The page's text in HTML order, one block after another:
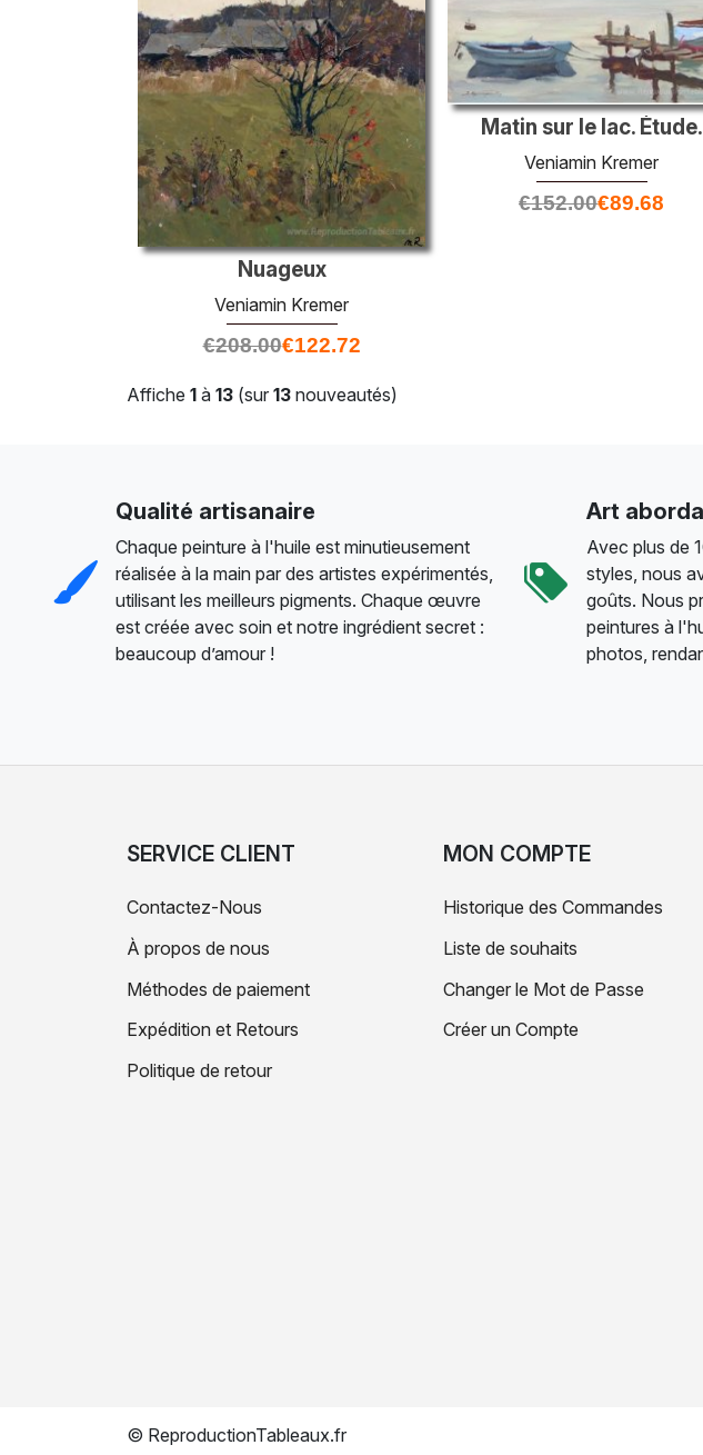
Matin sur le lac. Étude.
Veniamin Kremer
€152.00€89.68
Nuageux
Veniamin Kremer
€208.00€122.72
Affiche 1 à 13 (sur 13 nouveautés)
Qualité artisanaire
Chaque peinture à l'huile est minutieusement
réalisée à la main par des artistes expérimentés,
utilisant les meilleurs pigments. Chaque œuvre
est créée avec soin et notre ingrédient secret :
beaucoup d’amour !
Art
Avec plus de
styles, nous
goûts. Nous
peintures à
photos,
SERVICE CLIENT
Contactez-Nous
À propos de nous
Méthodes de paiement
Expédition et Retours
Politique de retour
MON COMPTE
Historique des Commandes
Liste de souhaits
Changer le Mot de Passe
Créer un Compte
© ReproductionTableaux.fr